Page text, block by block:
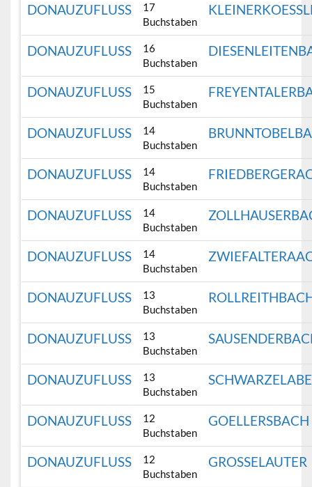
DONAUZUFLUSS
17
Buchstaben
DONAUZUFLUSS
16
Buchstaben
DONAUZUFLUSS
15
Buchstaben
DONAUZUFLUSS
14
Buchstaben
DONAUZUFLUSS
14
Buchstaben
DONAUZUFLUSS
14
Buchstaben
DONAUZUFLUSS
14
Buchstaben
DONAUZUFLUSS
13
Buchstaben
DONAUZUFLUSS
13
Buchstaben
DONAUZUFLUSS
13
Buchstaben
DONAUZUFLUSS
12
Buchstaben
GOELLERSBACH
DONAUZUFLUSS
12
Buchstaben
GROSSELAUTER